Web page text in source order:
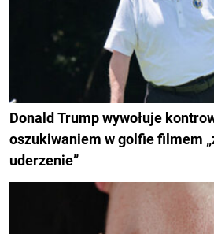
Donald Trump wywołuje
oszukiwaniem w golfie filmem
uderzenie”